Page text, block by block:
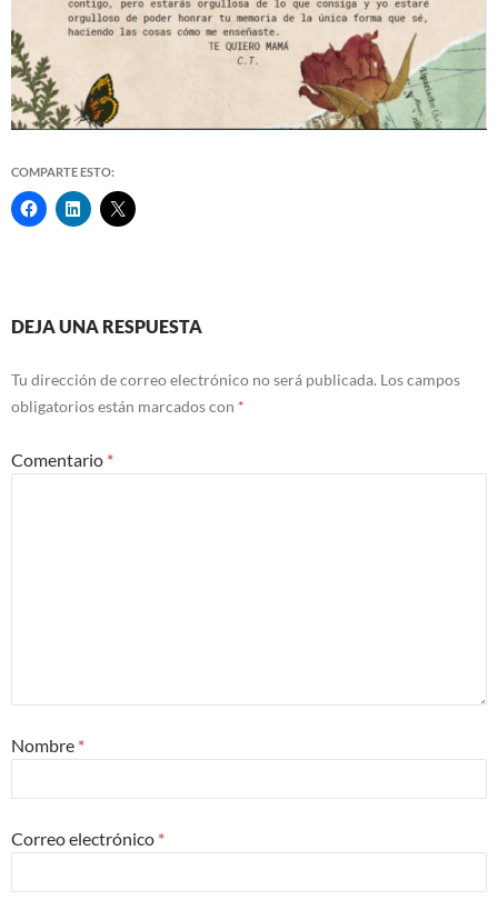
COMPARTE ESTO:
Navegación
de
entradas
DEJA UNA RESPUESTA
Tu dirección de correo electrónico no será publicada. Los campos
obligatorios están marcados con *
Comentario *
Nombre *
Correo electrónico *